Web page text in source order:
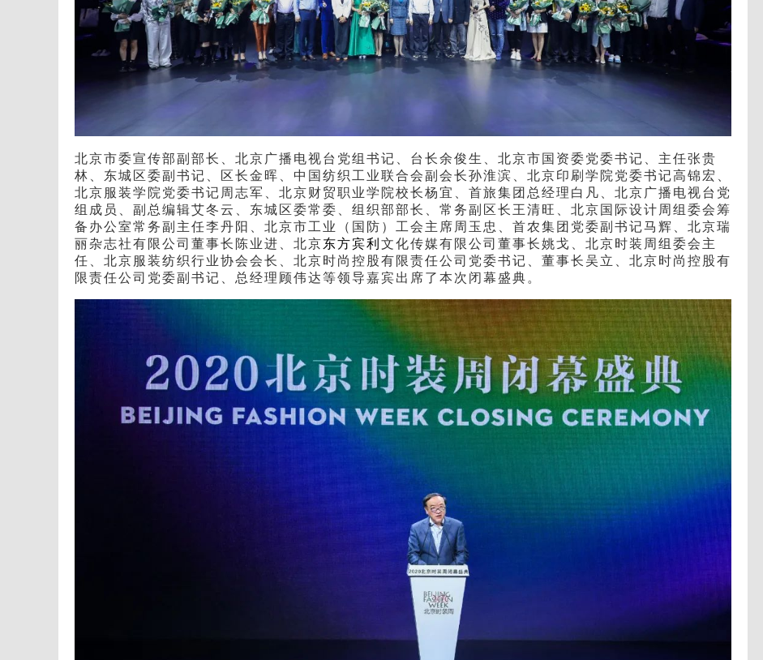
北京市委宣传部副部长、北京广播电视台党组书记、台长余俊生、北京市国资委党委书记、主任张贵
林、东城区委副书记、区长金晖、中国纺织工业联合会副会长孙淮滨、北京印刷学院党委书记高锦宏、
北京服装学院党委书记周志军、北京财贸职业学院校长杨宜、首旅集团总经理白凡、北京广播电视台党
组成员、副总编辑艾冬云、东城区委常委、组织部部长、常务副区长王清旺、北京国际设计周组委会筹
备办公室常务副主任李丹阳、北京市工业（国防）工会主席周玉忠、首农集团党委副书记马辉、北京瑞
丽杂志社有限公司董事长陈业进、北京东方宾利 文化传媒有限公司董事长姚戈、北京时装周组委会主
任、北京服装纺织行业协会会长、北京时尚控股有限责任公司党委书记、董事长吴立、北京时尚控股有
限责任公司党委副书记、总经理顾伟达等领导嘉宾出席了本次闭幕盛典。